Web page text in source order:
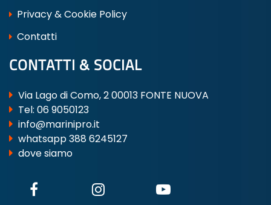
Privacy & Cookie Policy
Contatti
CONTATTI & SOCIAL
Via Lago di Como, 2 00013 FONTE NUOVA
Tel: 06 9050123
info@marinipro.it
whatsapp 388 6245127
dove siamo